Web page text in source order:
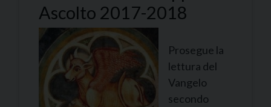
Ascolto 2017-2018
Prosegue la
lettura del
Vangelo
secondo